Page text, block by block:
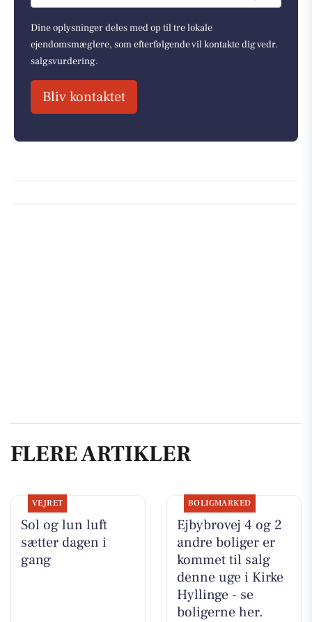
Dine oplysninger deles med op til tre lokale
ejendomsmæglere, som efterfølgende vil kontakte dig vedr.
salgsvurdering.
Bliv kontaktet
FLERE ARTIKLER
VEJRET
Sol og lun luft
sætter dagen i
gang
BOLIGMARKED
Ejbybrovej 4 og 2
andre boliger er
kommet til salg
denne uge i Kirke
Hyllinge - se
boligerne her.